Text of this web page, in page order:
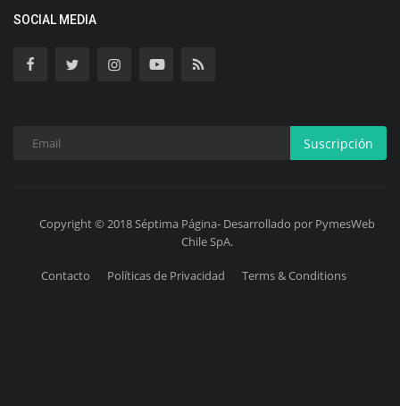
SOCIAL MEDIA
Suscripción
Copyright © 2018 Séptima Página- Desarrollado por PymesWeb
Chile SpA.
Contacto Políticas de Privacidad Terms & Conditions